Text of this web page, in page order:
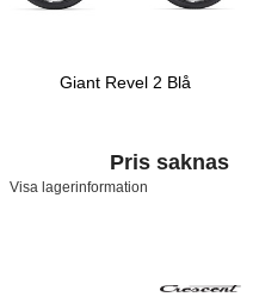
Giant Revel 2 Blå
Pris saknas
Visa lagerinformation